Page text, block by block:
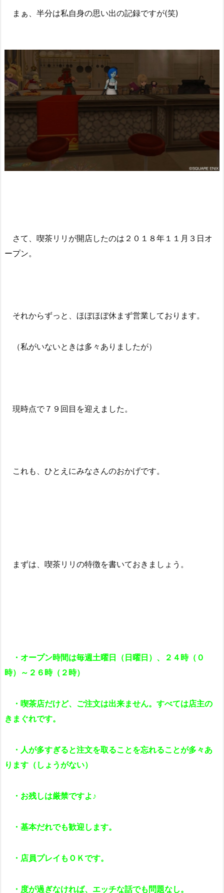
まぁ、半分は私自身の思い出の記録ですが(笑)
さて、喫茶リリが開店したのは２０１８年１１月３日オ
ープン。
それからずっと、ほぼほぼ休まず営業しております。
（私がいないときは多々ありましたが）
現時点で７９回目を迎えました。
これも、ひとえにみなさんのおかげです。
まずは、喫茶リリの特徴を書いておきましょう。
・オープン時間は毎週土曜日（日曜日）、２４時（０
時）～２６時（２時）
・喫茶店だけど、ご注文は出来ません。すべては店主の
きまぐれです。
・人が多すぎると注文を取ることを忘れることが多々あ
ります（しょうがない）
・お残しは厳禁ですよ♪
・基本だれでも歓迎します。
・店員プレイもＯＫです。
・度が過ぎなければ、エッチな話でも問題なし。